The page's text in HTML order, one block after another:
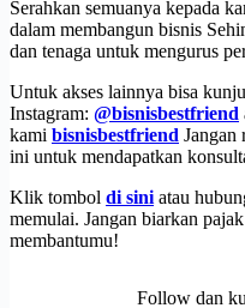
Serahkan semuanya kepada
dalam membangun bisnis
dan tenaga untuk mengurus
Untuk akses lainnya bisa
Instagram: @bisnisbestfriend
kami bisnisbestfriend Jangan
ini untuk mendapatkan
Klik tombol di sini atau
memulai. Jangan biarkan
membantumu!
Follow dan